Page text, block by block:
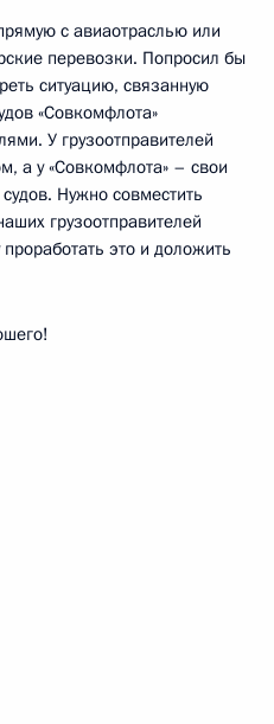
с авиаотраслью или
перевозки. Попросил бы
ситуацию, связанную
«Совкомфлота»
У грузоотправителей
а у «Совкомфлота» – свои
Нужно совместить
грузоотправителей
это и доложить